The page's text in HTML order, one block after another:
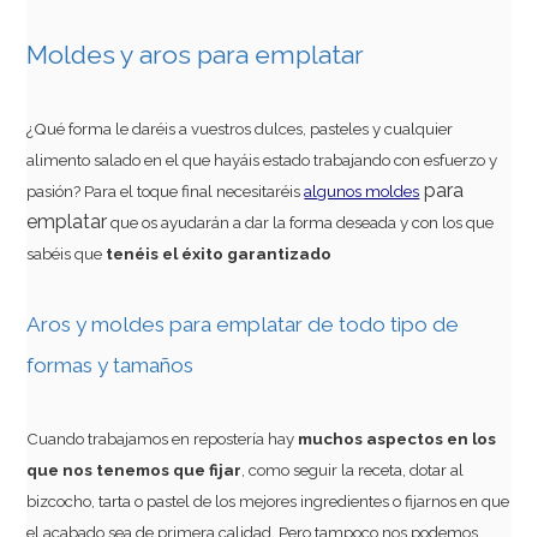
Moldes y aros para emplatar
¿Qué forma le daréis a vuestros dulces, pasteles y cualquier
alimento salado en el que hayáis estado trabajando con esfuerzo y
pasión? Para el toque final necesitaréisalgunos moldes para
emplatarque os ayudarán a dar la forma deseada y con los que
sabéis que tenéis el éxito garantizado
Aros y moldes para emplatar de todo tipo de
formas y tamaños
Cuando trabajamos en repostería hay muchos aspectos en los
que nos tenemos que fijar , como seguir la receta, dotar al
bizcocho, tarta o pastel de los mejores ingredientes o fijarnos en que
el acabado sea de primera calidad. Pero tampoco nos podemos